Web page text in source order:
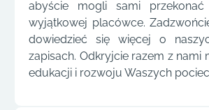
abyście mogli sami
wyjątkowej placówce.
dowiedzieć się więcej o
zapisach. Odkryjcie razem z nami
edukacji i rozwoju Waszych